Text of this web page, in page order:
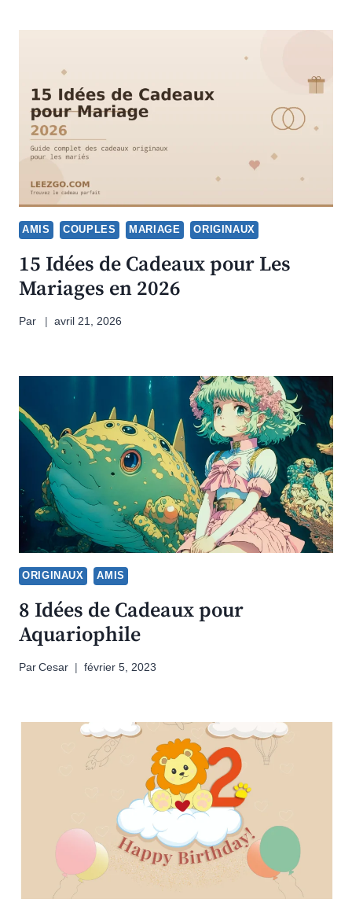
AMIS COUPLES MARIAGE ORIGINAUX
15 Idées de Cadeaux pour Les
Mariages en 2026
Par avril 21, 2026
ORIGINAUX AMIS
8 Idées de Cadeaux pour
Aquariophile
ParCesar février 5, 2023